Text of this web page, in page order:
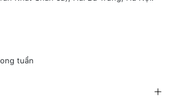
tuần